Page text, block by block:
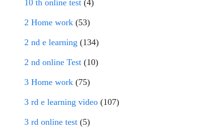
10 th online test (4)
2 Home work (53)
2 nd e learning (134)
2 nd online Test (10)
3 Home work (75)
3 rd e learning video (107)
3 rd online test (5)